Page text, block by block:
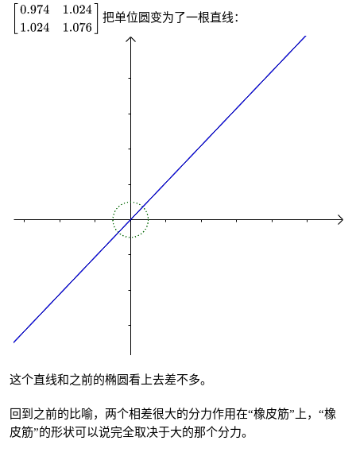
把单位圆变为了一根直线：
这个直线和之前的椭圆看上去差不多。
回到之前的比喻，两个相差很大的分力作用在“橡皮筋”上，“橡
皮筋”的形状可以说完全取决于大的那个分力。